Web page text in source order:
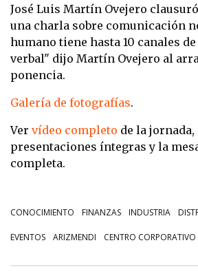
José Luis Martín Ovejero
una charla sobre comunicación
humano tiene hasta 10 canales
verbal" dijo Martín Ovejero al
ponencia.
Galería de fotografías.
Ver vídeo completo de la jornada,
presentaciones íntegras y la
completa.
CONOCIMIENTO FINANZAS INDUSTRIA
EVENTOS ARIZMENDI CENTRO